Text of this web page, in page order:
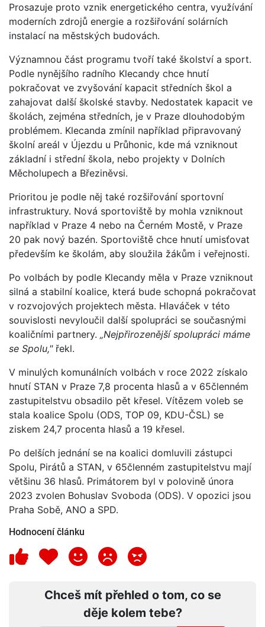
Prosazuje proto vznik energetického centra, využívání
moderních zdrojů energie a rozšiřování solárních
instalací na městských budovách.
Významnou část programu tvoří také školství a sport.
Podle nynějšího radního Klecandy chce hnutí
pokračovat ve zvyšování kapacit středních škol a
zahajovat další školské stavby. Nedostatek kapacit ve
školách, zejména středních, je v Praze dlouhodobým
problémem. Klecanda zmínil například připravovaný
školní areál v Újezdu u Průhonic, kde má vzniknout
základní i střední škola, nebo projekty v Dolních
Měcholupech a Březiněvsi.
Prioritou je podle něj také rozšiřování sportovní
infrastruktury. Nová sportoviště by mohla vzniknout
například v Praze 4 nebo na Černém Mostě, v Praze
20 pak nový bazén. Sportoviště chce hnutí umisťovat
především ke školám, aby sloužila žákům i veřejnosti.
Po volbách by podle Klecandy měla v Praze vzniknout
silná a stabilní koalice, která bude schopná pokračovat
v rozvojových projektech města. Hlaváček v této
souvislosti nevyloučil další spolupráci se současnými
koaličními partnery. „Nejpřirozenější spolupráci máme
se Spolu,"řekl.
V minulých komunálních volbách v roce 2022 získalo
hnutí STAN v Praze 7,8 procenta hlasů a v 65členném
zastupitelstvu obsadilo pět křesel. Vítězem voleb se
stala koalice Spolu (ODS, TOP 09, KDU-ČSL) se
ziskem 24,7 procenta hlasů a 19 křesel.
Po delších jednání se na koalici domluvili zástupci
Spolu, Pirátů a STAN, v 65členném zastupitelstvu mají
většinu 36 hlasů. Primátorem byl v polovině února
2023 zvolen Bohuslav Svoboda (ODS). V opozici jsou
Praha Sobě, ANO a SPD.
Hodnocení článku
Chceš mít přehled o tom, co se
děje kolem tebe?